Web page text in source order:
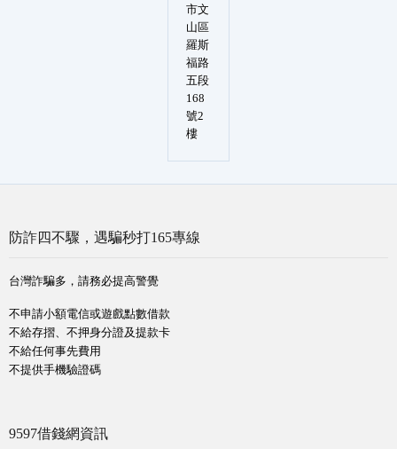
市文
山區
羅斯
福路
五段
168
號2
樓
防詐四不驟，遇騙秒打165專線
台灣詐騙多，請務必提高警覺
不申請小額電信或遊戲點數借款
不給存摺、不押身分證及提款卡
不給任何事先費用
不提供手機驗證碼
9597借錢網資訊